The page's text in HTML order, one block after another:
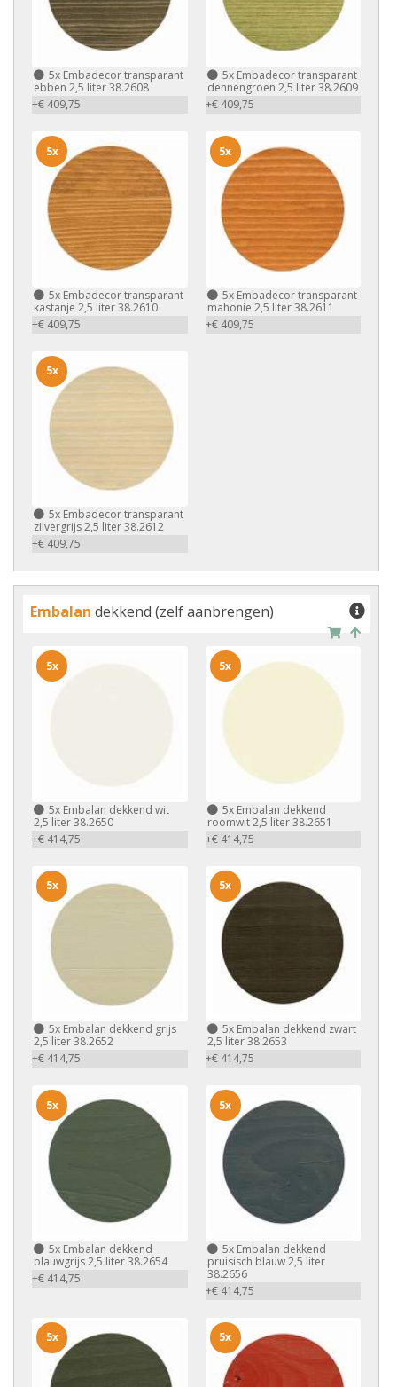
5x Embadecor transparant
ebben 2,5 liter 38.2608
+€ 409,75
5xEmbadecor transparant
dennengroen 2,5 liter 38.2609
+€ 409,75
5x Embadecor transparant
kastanje 2,5 liter 38.2610
+€ 409,75
5x
5xEmbadecor transparant
mahonie 2,5 liter 38.2611
+€ 409,75
5x
5x Embadecor transparant
zilvergrijs 2,5 liter 38.2612
+€ 409,75
5x
Embalan dekkend (zelf aanbrengen)
5x Embalan dekkend wit
2,5 liter 38.2650
+€ 414,75
5x
5xEmbalan dekkend
roomwit 2,5 liter 38.2651
+€ 414,75
5x
5x Embalan dekkend grijs
2,5 liter 38.2652
+€ 414,75
5x
5xEmbalan dekkend zwart
2,5 liter 38.2653
+€ 414,75
5x
5x Embalan dekkend
blauwgrijs 2,5 liter 38.2654
+€ 414,75
5x
5xEmbalan dekkend
pruisisch blauw 2,5 liter
38.2656
+€ 414,75
5x
5x 5x